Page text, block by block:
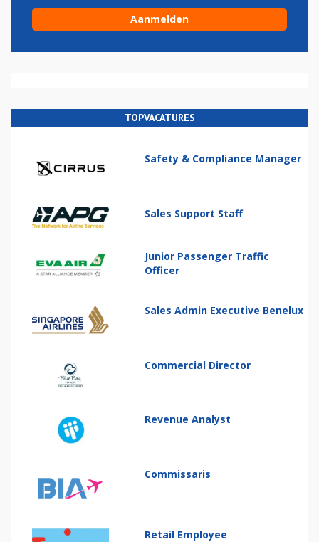
TOPVACATURES
Safety & Compliance Manager
Sales Support Staff
Junior Passenger Traffic
Officer
Sales Admin Executive Benelux
Commercial Director
Revenue Analyst
Commissaris
Retail Employee